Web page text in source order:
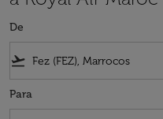
De
flight_takeoff
Para